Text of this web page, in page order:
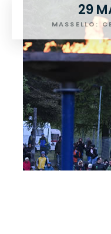
29
MASSELLO: